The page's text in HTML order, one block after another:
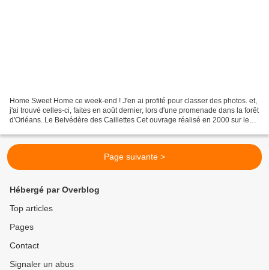
Home Sweet Home ce week-end ! J'en ai profité pour classer des photos. et,
j'ai trouvé celles-ci, faites en août dernier, lors d'une promenade dans la forêt
d'Orléans. Le Belvédère des Caillettes Cet ouvrage réalisé en 2000 sur le
Page suivante >
Hébergé par Overblog
Top articles
Pages
Contact
Signaler un abus